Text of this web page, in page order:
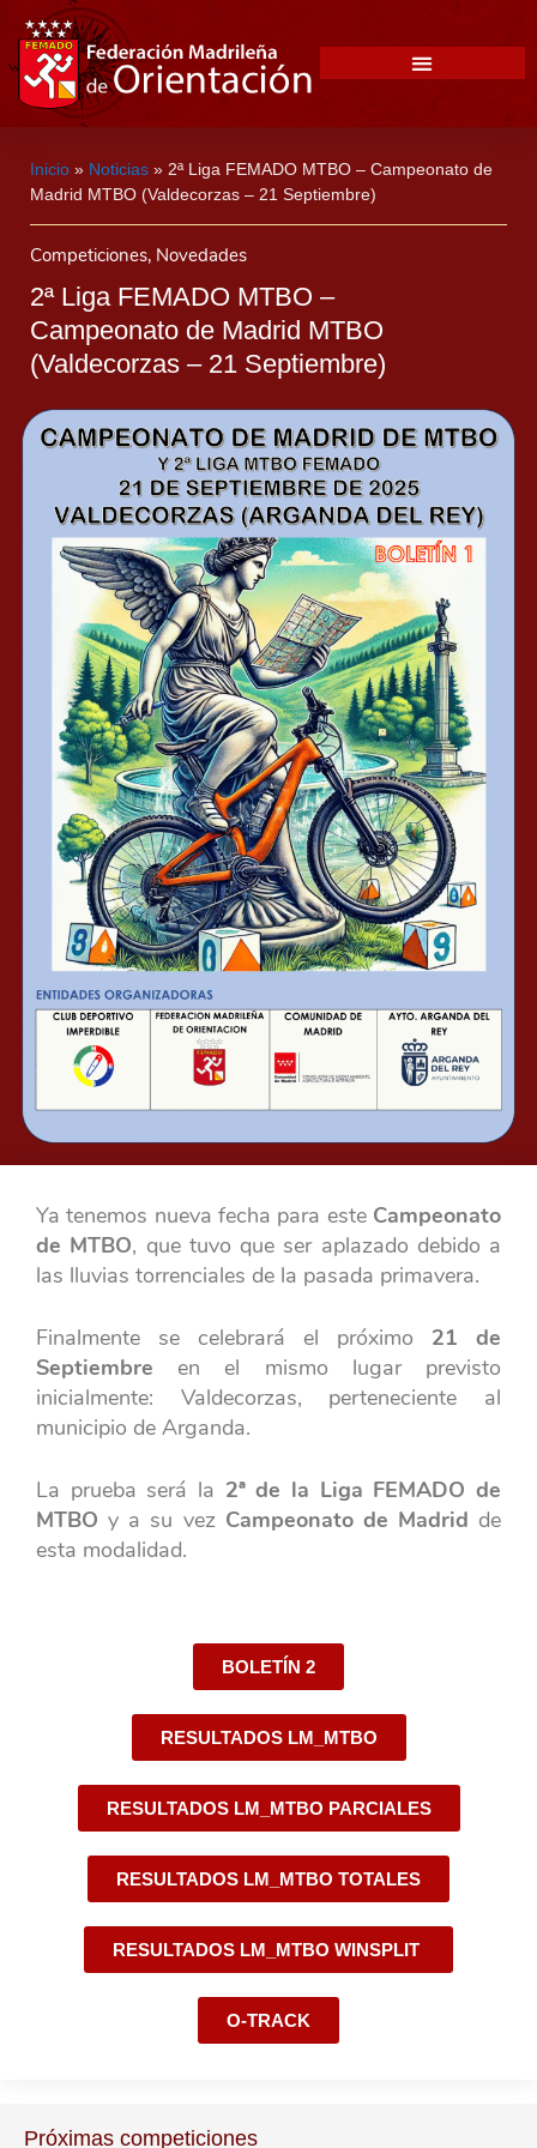
Inicio » Noticias » 2ª Liga FEMADO MTBO – Campeonato de
Madrid MTBO (Valdecorzas – 21 Septiembre)
Competiciones, Novedades
2ª Liga FEMADO MTBO –
Campeonato de Madrid MTBO
(Valdecorzas – 21 Septiembre)
Ya tenemos nueva fecha para este Campeonato
de MTBO, que tuvo que ser aplazado debido a
las lluvias torrenciales de la pasada primavera.
Finalmente se celebrará el próximo 21 de
Septiembre en el mismo lugar previsto
inicialmente: Valdecorzas, perteneciente al
municipio de Arganda.
La prueba será la 2ª de la Liga FEMADO de
MTBO y a su vez Campeonato de Madrid de
esta modalidad.
BOLETÍN 2
RESULTADOS LM_MTBO
RESULTADOS LM_MTBO PARCIALES
RESULTADOS LM_MTBO TOTALES
RESULTADOS LM_MTBO WINSPLIT
O-TRACK
Próximas competiciones